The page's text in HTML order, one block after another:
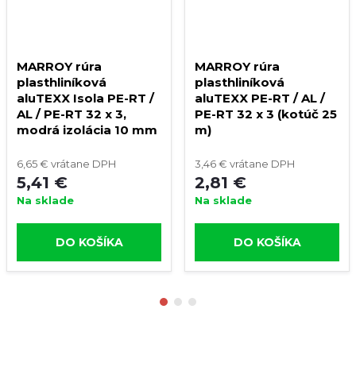
MARROY rúra
plasthliníková
aluTEXX Isola PE-RT /
AL / PE-RT 32 x 3,
modrá izolácia 10 mm
6,65 € vrátane DPH
5,41 €
Na sklade
DO KOŠÍKA
MARROY rúra
plasthliníková
aluTEXX PE-RT / AL /
PE-RT 32 x 3 (kotúč 25
m)
3,46 € vrátane DPH
2,81 €
Na sklade
DO KOŠÍKA